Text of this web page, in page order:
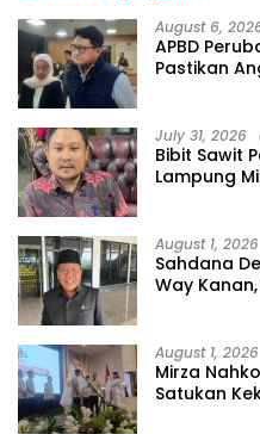
August 6,
APBD
Pastikan
July 31, 2026
Bibit Sawit
Lampung
August 1, 2026
Sahdana
Way
August 1, 2026
Mirza
Satukan